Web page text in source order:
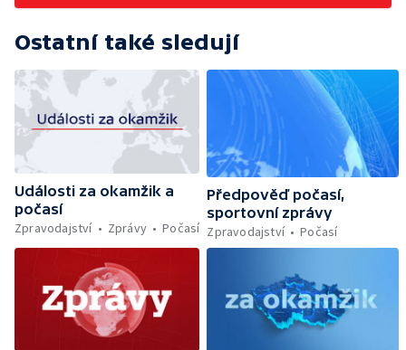
Ostatní také sledují
Události za okamžik a
počasí
Zpravodajství
Zprávy Počasí
Předpověď počasí,
sportovní zprávy
Zpravodajství
Počasí